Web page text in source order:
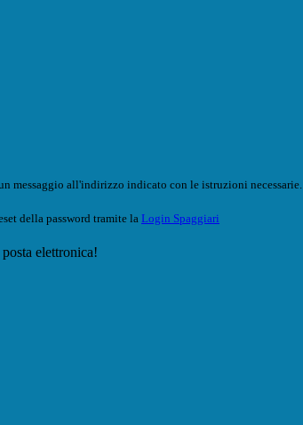
messaggio all'indirizzo indicato con le istruzioni necessarie.
della password tramite la Login Spaggiari
elettronica!